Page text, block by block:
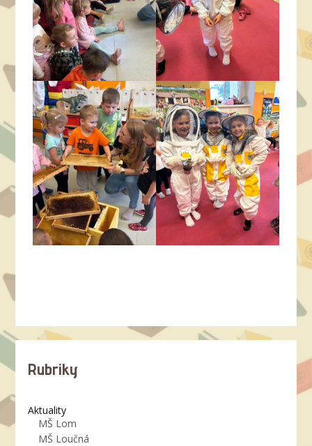
Rubriky
Aktuality
MŠ Lom
MŠ Loučná